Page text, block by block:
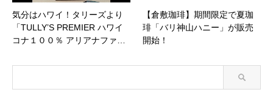
気分はハワイ！タリーズより
「TULLY’S PREMIER ハワイ
コナ１００％ アリアナファ…
【倉敷珈琲】期間限定で夏珈
琲「バリ神山ハニー」が販売
開始！